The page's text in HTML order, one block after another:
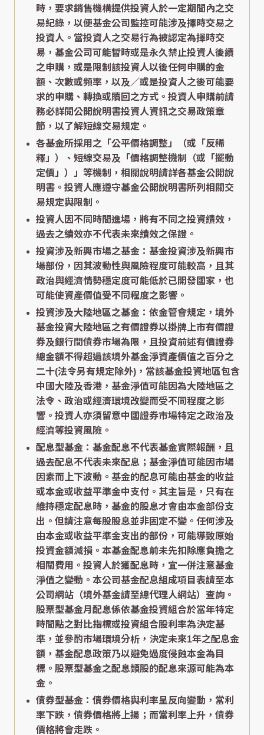
時，要求銷售機構提供投資人於一定期間內之交
易紀錄，以便基金公司監控可能涉及擇時交易之
投資人。當投資人之交易行為被認定為擇時交
易，基金公司可能暫時或是永久禁止投資人後續
之申購，或是限制該投資人以後任何申購的金
額、次數或頻率，以及／或是投資人之後可能要
求的申購、轉換或贖回之方式。投資人申購前請
務必詳閱公開說明書投資人資訊之交易政策章
節，以了解短線交易規定。
各基金所採用之「公平價格調整」（或「反稀
釋」）、短線交易及「價格調整機制（或「擺動
定價」）」等機制，相關說明請詳各基金公開說
明書。投資人應遵守基金公開說明書所列相關交
易規定與限制。
投資人因不同時間進場，將有不同之投資績效，
過去之績效亦不代表未來績效之保證。
投資涉及新興市場之基金：基金投資涉及新興市
場部份，因其波動性與風險程度可能較高，且其
政治與經濟情勢穩定度可能低於已開發國家，也
可能使資產價值受不同程度之影響。
投資涉及大陸地區之基金：依金管會規定，境外
基金投資大陸地區之有價證券以掛牌上市有價證
券及銀行間債券市場為限，且投資前述有價證券
總金額不得超過該境外基金淨資產價值之百分之
二十(法令另有規定除外)，當該基金投資地區包含
中國大陸及香港，基金淨值可能因為大陸地區之
法令、政治或經濟環境改變而受不同程度之影
響。投資人亦須留意中國證券市場特定之政治及
經濟等投資風險。
配息型基金：基金配息不代表基金實際報酬，且
過去配息不代表未來配息；基金淨值可能因市場
因素而上下波動。基金的配息可能由基金的收益
或本金或收益平準金中支付。其主旨是，只有在
維持穩定配息時，基金的股息才會由本金部份支
出。但請注意每股股息並非固定不變。任何涉及
由本金或收益平準金支出的部份，可能導致原始
投資金額減損。本基金配息前未先扣除應負擔之
相關費用。投資人於獲配息時，宜一併注意基金
淨值之變動。本公司基金配息組成項目表請至本
公司網站（境外基金請至總代理人網站）查詢。
股票型基金月配息係依基金投資組合於當年特定
時間點之對比指標或投資組合股利率為決定基
準，並參酌市場環境分析，決定未來1年之配息金
額，基金配息政策乃以避免過度侵蝕本金為目
標。股票型基金之配息類股的配息來源可能為本
金。
債券型基金：債券價格與利率呈反向變動，當利
率下跌，債券價格將上揚；而當利率上升，債券
價格將會走跌。